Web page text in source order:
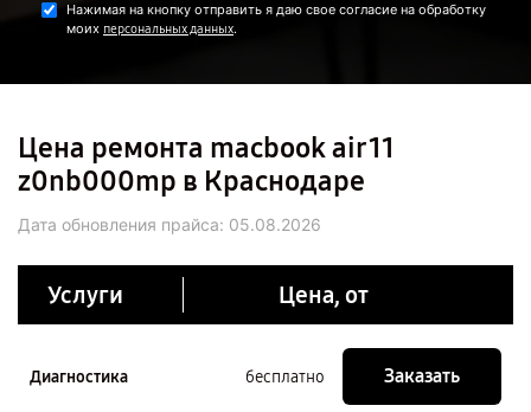
Нажимая на кнопку отправить я даю свое согласие на обработку
моих персональных данных.
Цена ремонта macbook air 11
z0nb000mp в Краснодаре
Дата обновления прайса: 05.08.2026
Услуги Цена, от
Диагностика бесплатно Заказать